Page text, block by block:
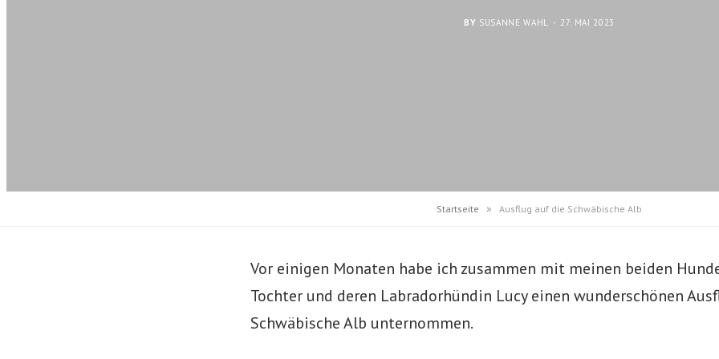
BY SUSANNE WAHL 27. MAI 2023
Startseite » Ausflug auf die Schwäbische Alb
Vor einigen Monaten habe ich zusammen mit meinen beiden
Tochter und deren Labradorhündin Lucy einen wunderschönen
Schwäbische Alb unternommen.